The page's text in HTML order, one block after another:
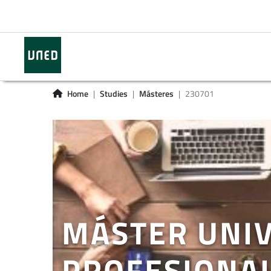
Home Studies Másteres 230701
MÁSTER